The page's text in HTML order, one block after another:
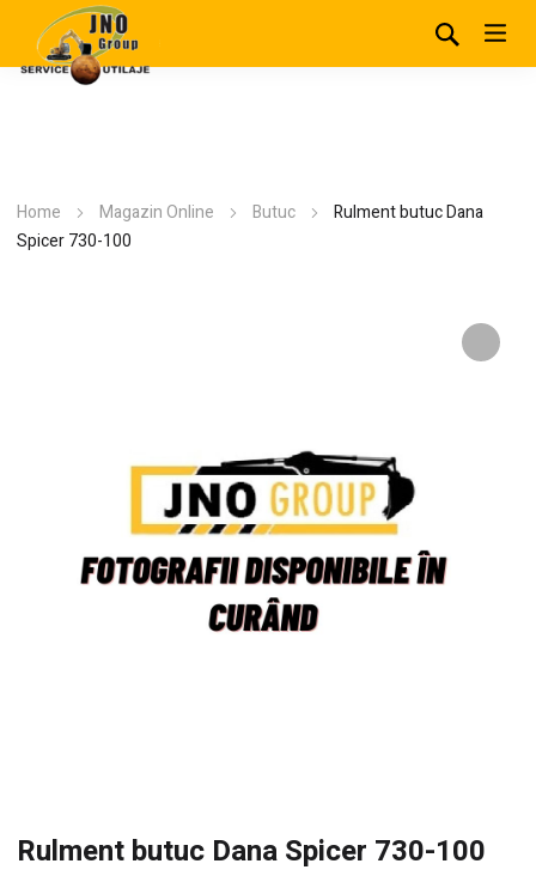
Home Magazin Online Butuc
Rulment butuc Dana
Spicer 730-100
Rulment butuc Dana Spicer 730-100